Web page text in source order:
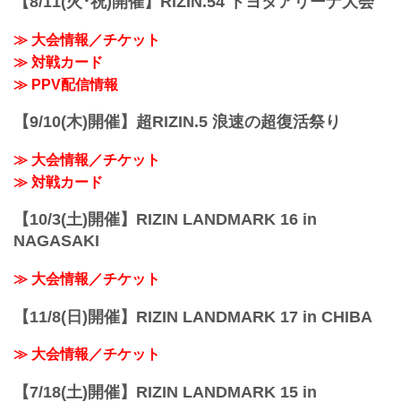
します。
ぴあアリーナMM
≫ 大会情報／チケット
≫ 対戦カード
≫ PPV配信情報
【9/10(木)開催】超RIZIN.5 浪速の超復活祭り
≫ 大会情報／チケット
≫ 対戦カード
【10/3(土)開催】RIZIN LANDMARK 16 in
NAGASAKI
≫ 大会情報／チケット
【11/8(日)開催】RIZIN LANDMARK 17 in CHIBA
≫ 大会情報／チケット
【7/18(土)開催】RIZIN LANDMARK 15 in